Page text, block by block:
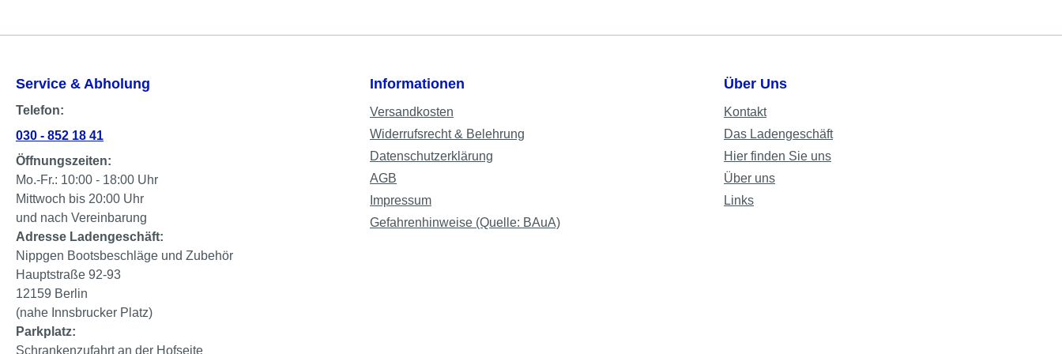
Service & Abholung
Telefon:
030 - 852 18 41
Öffnungszeiten:
Mo.-Fr.: 10:00 - 18:00 Uhr
Mittwoch bis 20:00 Uhr
und nach Vereinbarung
Adresse Ladengeschäft:
Nippgen Bootsbeschläge und Zubehör
Hauptstraße 92-93
12159 Berlin
(nahe Innsbrucker Platz)
Parkplatz:
Schrankenzufahrt an der Hofseite
Informationen
Versandkosten
Widerrufsrecht & Belehrung
Datenschutzerklärung
AGB
Impressum
Gefahrenhinweise (Quelle: BAuA)
Über Uns
Kontakt
Das Ladengeschäft
Hier finden Sie uns
Über uns
Links